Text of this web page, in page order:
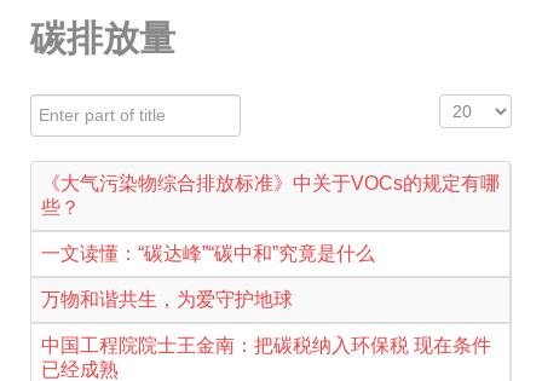
碳排放量
Enter part of title Display #
《大气污染物综合排放标准》中关于VOCs的规定有哪
些？
一文读懂：“碳达峰”“碳中和”究竟是什么
万物和谐共生，为爱守护地球
中国工程院院士王金南：把碳税纳入环保税 现在条件
已经成熟